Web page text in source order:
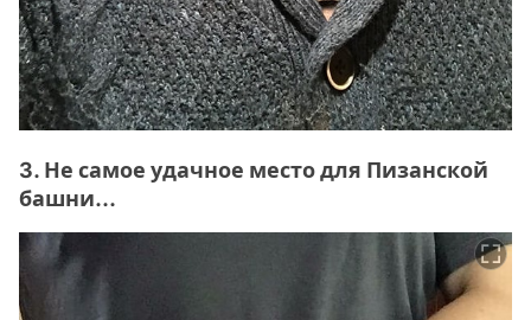
3. Не самое удачное место для Пизанской
башни...